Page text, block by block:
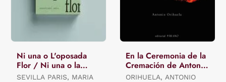
Ni una o L'oposada
Flor / Ni una o la
Opuesta Flor.
SEVILLA PARIS, MARIA
En la Ceremonia de la
Cremación de Antonio
Orihuela
ORIHUELA, ANTONIO